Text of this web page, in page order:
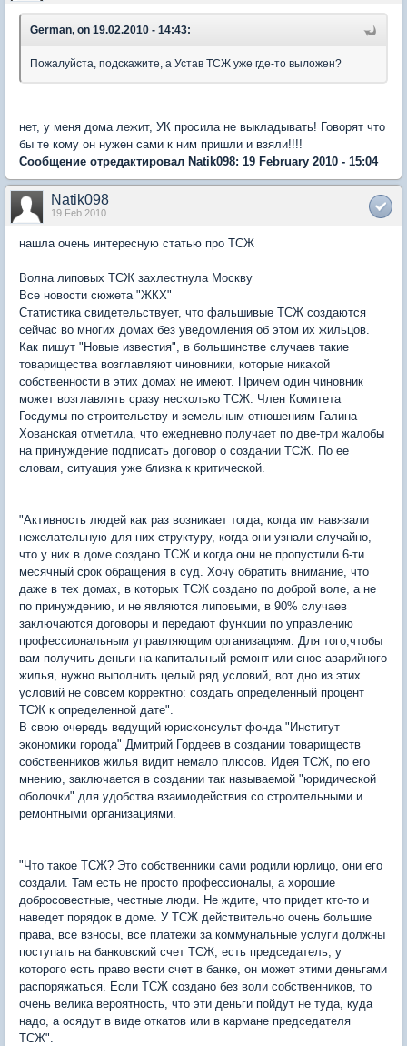
German, on 19.02.2010 - 14:43:
Пожалуйста, подскажите, а Устав ТСЖ уже где-то выложен?
нет, у меня дома лежит, УК просила не выкладывать! Говорят что
бы те кому он нужен сами к ним пришли и взяли!!!!
Сообщение отредактировал Natik098: 19 February 2010 - 15:04
Natik098
19 Feb 2010
нашла очень интересную статью про ТСЖ
Волна липовых ТСЖ захлестнула Москву
Все новости сюжета "ЖКХ"
Статистика свидетельствует, что фальшивые ТСЖ создаются
сейчас во многих домах без уведомления об этом их жильцов.
Как пишут "Новые известия", в большинстве случаев такие
товарищества возглавляют чиновники, которые никакой
собственности в этих домах не имеют. Причем один чиновник
может возглавлять сразу несколько ТСЖ. Член Комитета
Госдумы по строительству и земельным отношениям Галина
Хованская отметила, что ежедневно получает по две-три жалобы
на принуждение подписать договор о создании ТСЖ. По ее
словам, ситуация уже близка к критической.
"Активность людей как раз возникает тогда, когда им навязали
нежелательную для них структуру, когда они узнали случайно,
что у них в доме создано ТСЖ и когда они не пропустили 6-ти
месячный срок обращения в суд. Хочу обратить внимание, что
даже в тех домах, в которых ТСЖ создано по доброй воле, а не
по принуждению, и не являются липовыми, в 90% случаев
заключаются договоры и передают функции по управлению
профессиональным управляющим организациям. Для того,чтобы
вам получить деньги на капитальный ремонт или снос аварийного
жилья, нужно выполнить целый ряд условий, вот дно из этих
условий не совсем корректно: создать определенный процент
ТСЖ к определенной дате".
В свою очередь ведущий юрисконсульт фонда "Институт
экономики города" Дмитрий Гордеев в создании товариществ
собственников жилья видит немало плюсов. Идея ТСЖ, по его
мнению, заключается в создании так называемой "юридической
оболочки" для удобства взаимодействия со строительными и
ремонтными организациями.
"Что такое ТСЖ? Это собственники сами родили юрлицо, они его
создали. Там есть не просто профессионалы, а хорошие
добросовестные, честные люди. Не ждите, что придет кто-то и
наведет порядок в доме. У ТСЖ действительно очень большие
права, все взносы, все платежи за коммунальные услуги должны
поступать на банковский счет ТСЖ, есть председатель, у
которого есть право вести счет в банке, он может этими деньгами
распоряжаться. Если ТСЖ создано без воли собственников, то
очень велика вероятность, что эти деньги пойдут не туда, куда
надо, а осядут в виде откатов или в кармане председателя
ТСЖ".